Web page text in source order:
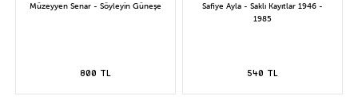
Müzeyyen Senar - Söyleyin Güneşe
800 TL
Safiye Ayla - Saklı Kayıtlar 1946 -
1985
540 TL